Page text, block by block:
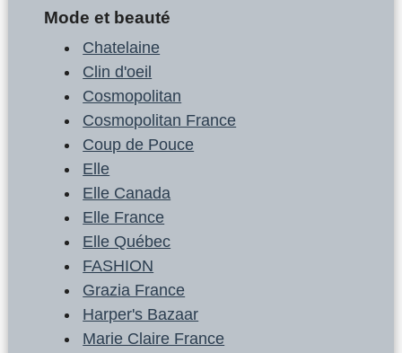
Mode et beauté
Chatelaine
Clin d'oeil
Cosmopolitan
Cosmopolitan France
Coup de Pouce
Elle
Elle Canada
Elle France
Elle Québec
FASHION
Grazia France
Harper's Bazaar
Marie Claire France